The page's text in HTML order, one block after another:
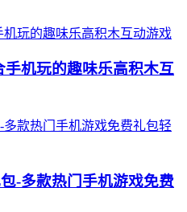
机玩的趣味乐高积木互
-多款热门手机游戏免费